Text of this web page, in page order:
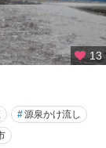
13
#源泉かけ流し